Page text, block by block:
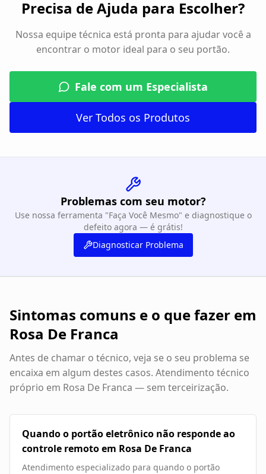
Precisa de Ajuda para Escolher?
Nossa equipe técnica está pronta para ajudar você a
encontrar o motor ideal para o seu portão.
Fale com um Especialista
Ver Todos os Produtos
Problemas com seu motor?
Use nossa ferramenta "Faça Você Mesmo" e diagnostique o
defeito agora — é grátis!
Diagnosticar Problema
Sintomas comuns e o que fazer em
Rosa De Franca
Antes de chamar o técnico, veja se o seu problema se
encaixa em algum destes casos. Atendimento técnico
próprio em Rosa De Franca — sem terceirização.
Quando o portão eletrônico não responde ao
controle remoto em Rosa De Franca
Atendimento especializado para quando o portão